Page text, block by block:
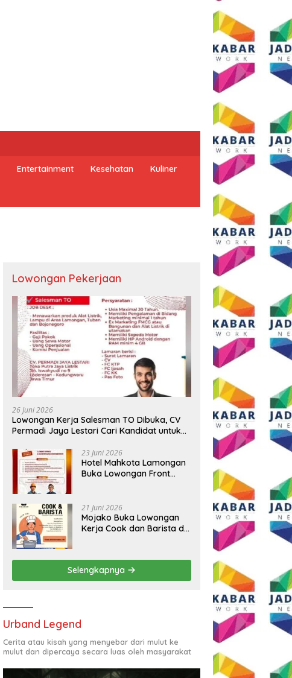
Entertainment Kesehatan Kuliner
Lowongan Pekerjaan
26 Juni 2026
Lowongan Kerja Salesman TO Dibuka, CV
Permadi Jaya Lestari Cari Kandidat untuk
23 Juni 2026
Hotel Mahkota Lamongan
Buka Lowongan Front
Syaratnya
21 Juni 2026
Mojako Buka Lowongan
Kerja Cook dan Barista di
Selengkapnya
Urband Legend
Cerita atau kisah yang menyebar dari mulut ke
mulut dan dipercaya secara luas oleh masyarakat